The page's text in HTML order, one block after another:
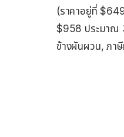
(ราคาอยู่ที่
$958 ประมาณ
ข้างผันผวน, ภา